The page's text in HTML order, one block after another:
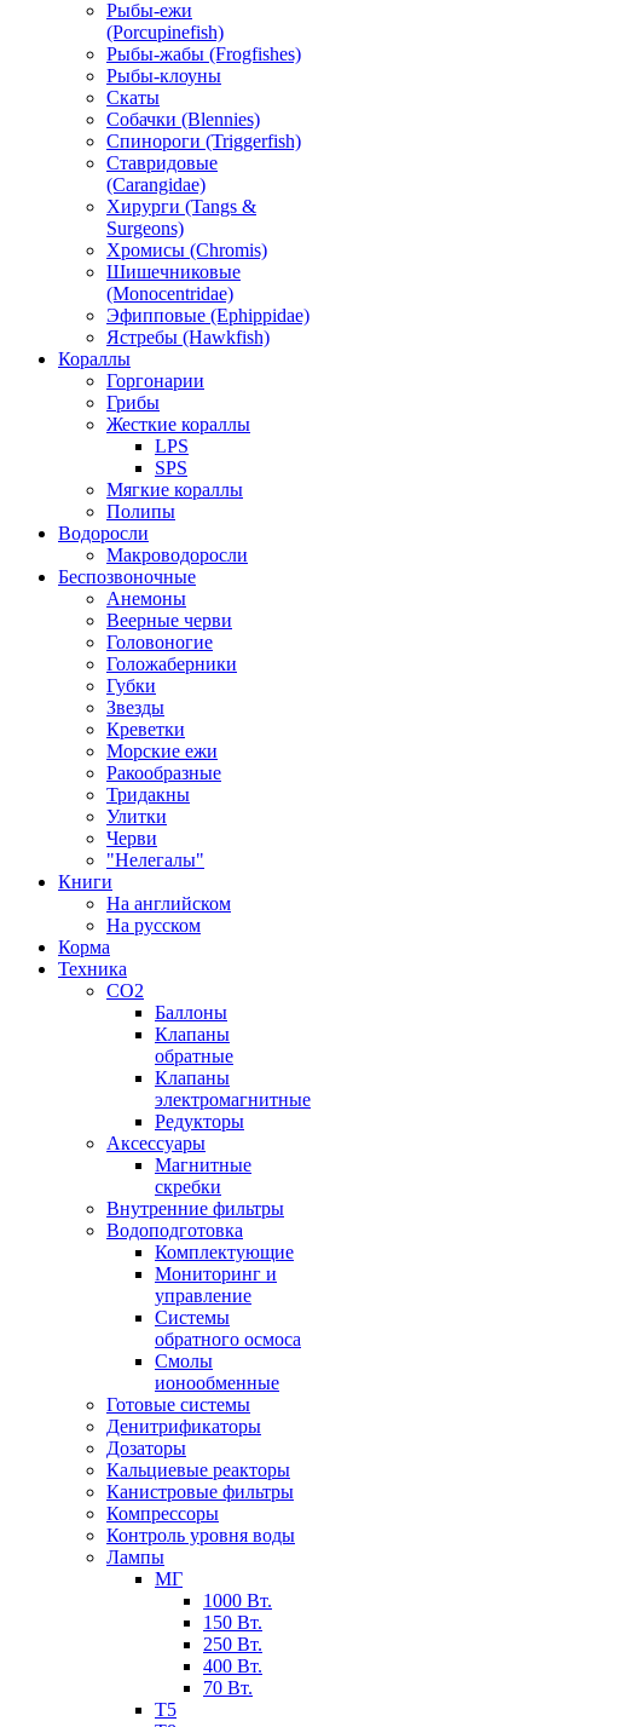
Рыбы-ежи
(Porcupinefish)
Рыбы-жабы (Frogfishes)
Рыбы-клоуны
Скаты
Собачки (Blennies)
Спинороги (Triggerfish)
Ставридовые
(Carangidae)
Хирурги (Tangs &
Surgeons)
Хромисы (Chromis)
Шишечниковые
(Monocentridae)
Эфипповые (Ephippidae)
Ястребы (Hawkfish)
Кораллы
Горгонарии
Грибы
Жесткие кораллы
LPS
SPS
Мягкие кораллы
Полипы
Водоросли
Макроводоросли
Беспозвоночные
Анемоны
Веерные черви
Головоногие
Голожаберники
Губки
Звезды
Креветки
Морские ежи
Ракообразные
Тридакны
Улитки
Черви
"Нелегалы"
Книги
На английском
На русском
Корма
Техника
CO2
Баллоны
Клапаны
обратные
Клапаны
электромагнитные
Редукторы
Аксессуары
Магнитные
скребки
Внутренние фильтры
Водоподготовка
Комплектующие
Мониторинг и
управление
Системы
обратного осмоса
Смолы
ионообменные
Готовые системы
Денитрификаторы
Дозаторы
Кальциевые реакторы
Канистровые фильтры
Компрессоры
Контроль уровня воды
Лампы
МГ
1000 Вт.
150 Вт.
250 Вт.
400 Вт.
70 Вт.
Т5